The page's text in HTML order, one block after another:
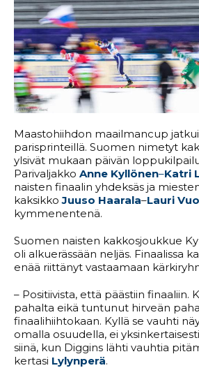
Maastohiihdon maailmancup
parisprinteillä. Suomen nimetyt
ylsivät mukaan päivän
Parivaljakko Anne Kyllönen–Katri
naisten finaalin yhdeksäs ja
kaksikko Juuso Haarala–Lauri
kymmenentenä.
Suomen naisten kakkosjoukkue
oli alkuerässään neljäs. Finaalissa
enää riittänyt vastaamaan
– Positiivista, että päästiin finaaliin.
pahalta eikä tuntunut hirveän
finaalihiihtokaan. Kyllä se vauhti
omalla osuudella, ei
siinä, kun Diggins lähti vauhtia
kertasi Lylynperä.